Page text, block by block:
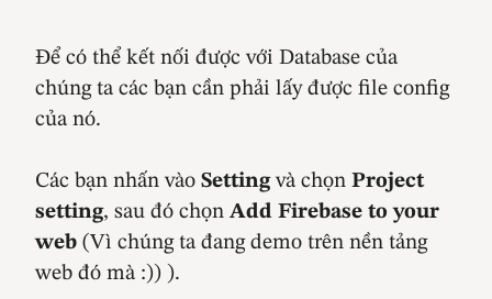
Để có thể kết nối được với Database của
chúng ta các bạn cần phải lấy được file config
của nó.
Các bạn nhấn vào Setting và chọn Project
setting, sau đó chọn Add Firebase to your
web (Vì chúng ta đang demo trên nền tảng
web đó mà :)) ).